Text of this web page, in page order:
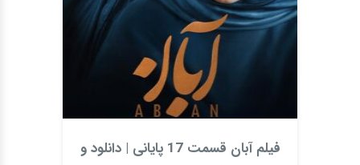
فیلم آبان قسمت 17 پایانی | دانلود و